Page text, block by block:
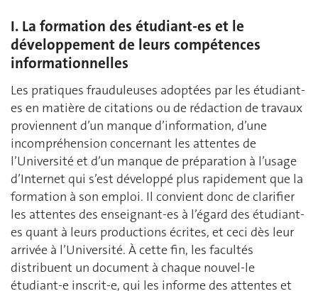
I. La formation des étudiant-es et le
développement de leurs compétences
informationnelles
Les pratiques frauduleuses adoptées par les étudiant-
es en matière de citations ou de rédaction de travaux
proviennent d’un manque d’information, d’une
incompréhension concernant les attentes de
l’Université et d’un manque de préparation à l’usage
d’Internet qui s’est développé plus rapidement que la
formation à son emploi. Il convient donc de clarifier
les attentes des enseignant-es à l’égard des étudiant-
es quant à leurs productions écrites, et ceci dès leur
arrivée à l’Université. À cette fin, les facultés
distribuent un document à chaque nouvel-le
étudiant-e inscrit-e, qui les informe des attentes et